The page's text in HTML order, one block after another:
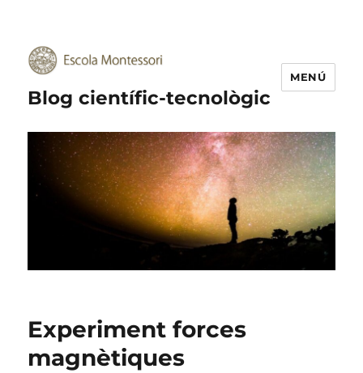
Blog científic-tecnològic
MENÚ
Experiment forces
magnètiques